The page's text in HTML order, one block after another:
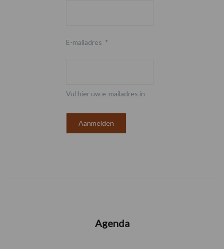
E-mailadres *
Vul hier uw e-mailadres in
Agenda